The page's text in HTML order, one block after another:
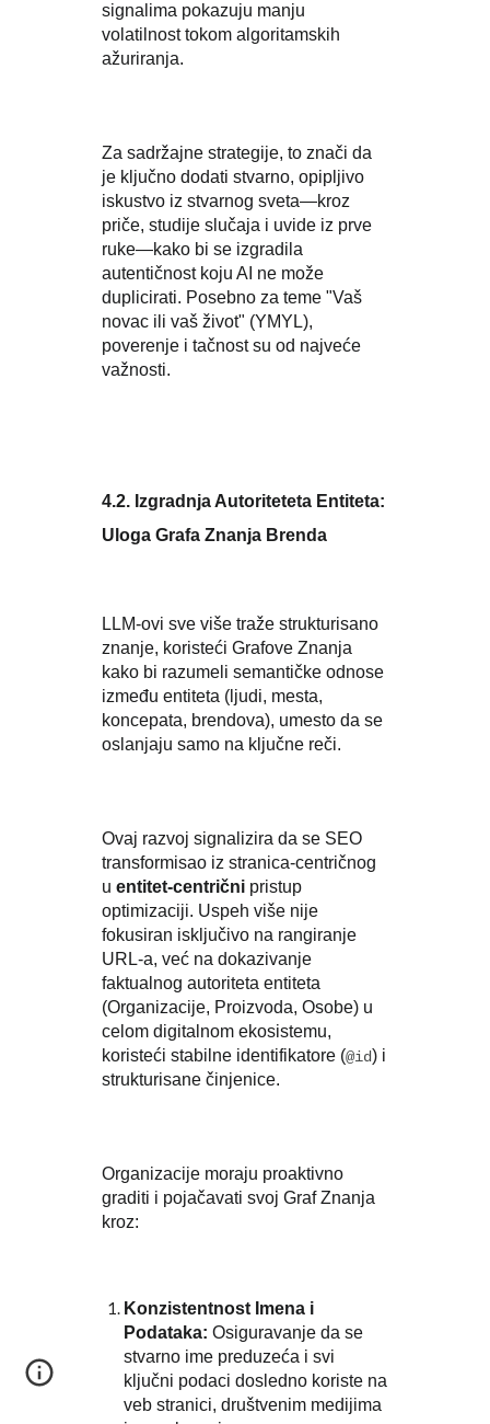
signalima pokazuju manju
volatilnost tokom algoritamskih
ažuriranja.
Za sadržajne strategije, to znači da
je ključno dodati stvarno, opipljivo
iskustvo iz stvarnog sveta—kroz
priče, studije slučaja i uvide iz prve
ruke—kako bi se izgradila
autentičnost koju AI ne može
duplicirati. Posebno za teme "Vaš
novac ili vaš život" (YMYL),
poverenje i tačnost su od najveće
važnosti.
4.2. Izgradnja Autoriteteta Entiteta:
Uloga Grafa Znanja Brenda
LLM-ovi sve više traže strukturisano
znanje, koristeći Grafove Znanja
kako bi razumeli semantičke odnose
između entiteta (ljudi, mesta,
koncepata, brendova), umesto da se
oslanjaju samo na ključne reči.
Ovaj razvoj signalizira da se SEO
transformisao iz stranica-centričnog
uentitet-centrični pristup
optimizaciji. Uspeh više nije
fokusiran isključivo na rangiranje
URL-a, već na dokazivanje
faktualnog autoriteta entiteta
(Organizacije, Proizvoda, Osobe) u
celom digitalnom ekosistemu,
koristeći stabilne identifikatore (@id) i
strukturisane činjenice.
Organizacije moraju proaktivno
graditi i pojačavati svoj Graf Znanja
kroz:
Konzistentnost Imena i
Podataka: Osiguravanje da se
stvarno ime preduzeća i svi
ključni podaci dosledno koriste na
veb stranici, društvenim medijima